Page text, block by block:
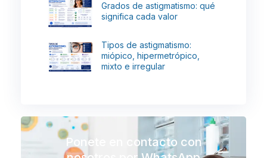
Grados de astigmatismo: qué
significa cada valor
Tipos de astigmatismo:
miópico, hipermetrópico,
mixto e irregular
Ponete en contacto con